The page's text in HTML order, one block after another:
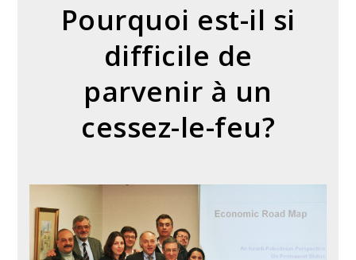
Pourquoi est-il si
difficile de
parvenir à un
cessez-le-feu?